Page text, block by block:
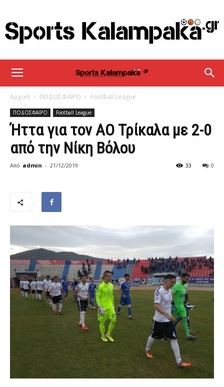
sportskalampaka
Αρχική ΠΟΔΟΣΦΑΙΡΟ Football League
ΠΟΔΟΣΦΑΙΡΟ Football League
Ήττα για τον ΑΟ Τρίκαλα με 2-0
από την Νίκη Βόλου
Από admin - 21/12/2019 0
33